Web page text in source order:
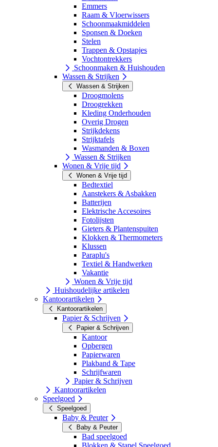
Emmers
Raam & Vloerwissers
Schoonmaakmiddelen
Sponsen & Doeken
Stelen
Trappen & Opstapjes
Vochtontrekkers
Schoonmaken & Huishouden
Wassen & Strijken
Wassen & Strijken
Droogmolens
Droogrekken
Kleding Onderhouden
Overig Drogen
Strijkdekens
Strijktafels
Wasmanden & Boxen
Wassen & Strijken
Wonen & Vrije tijd
Wonen & Vrije tijd
Bedtextiel
Aanstekers & Asbakken
Batterijen
Elektrische Accesoires
Fotolijsten
Gieters & Plantenspuiten
Klokken & Thermometers
Klussen
Paraplu's
Textiel & Handwerken
Vakantie
Wonen & Vrije tijd
Huishoudelijke artikelen
Kantoorartikelen
Kantoorartikelen
Papier & Schrijven
Papier & Schrijven
Kantoor
Opbergen
Papierwaren
Plakband & Tape
Schrijfwaren
Papier & Schrijven
Kantoorartikelen
Speelgoed
Speelgoed
Baby & Peuter
Baby & Peuter
Bad speelgoed
Blokken & Stapel Speelgoed